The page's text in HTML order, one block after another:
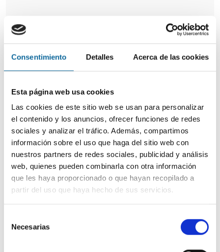
Consentimiento Detalles Acerca de las cookies
Esta página web usa cookies
Las cookies de este sitio web se usan para personalizar
el contenido y los anuncios, ofrecer funciones de redes
sociales y analizar el tráfico. Además, compartimos
información sobre el uso que haga del sitio web con
nuestros partners de redes sociales, publicidad y análisis
web, quienes pueden combinarla con otra información
que les haya proporcionado o que hayan recopilado a
partir del uso que haya hecho de sus servicios.
Necesarias